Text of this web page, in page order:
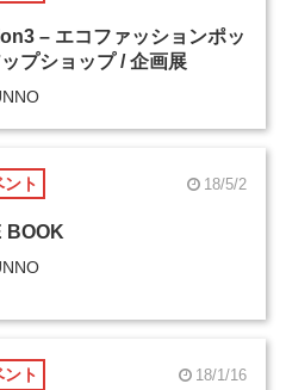
– エコファッションポッ
プショップ / 企画展
ント 18/5/2
BOOK
ント 18/1/16